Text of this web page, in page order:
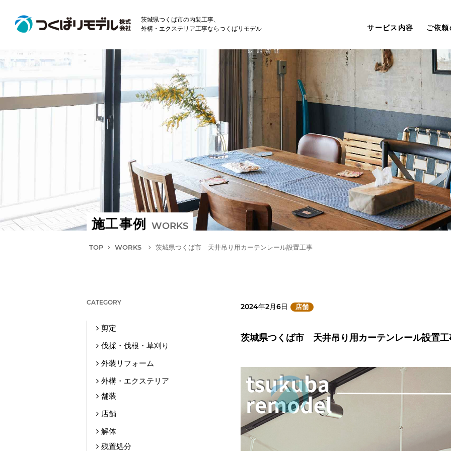
茨城県つくば市の内装工事、
外構・エクステリア工事ならつくばリモデル
サービス内容 ご依
施工事例 WORKS
TOP WORKS 茨城県つくば市 天井吊り用カーテンレール設置工事
2024年2月6日 店舗
茨城県つくば市 天井吊り用カーテンレール設置工
CATEGORY
剪定
伐採・伐根・草刈り
外装リフォーム
外構・エクステリア
舗装
店舗
解体
残置処分